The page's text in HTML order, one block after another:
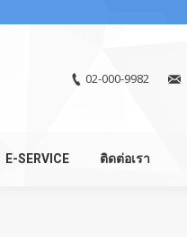
02-000-9982
E-SERVICE ติดต่อเรา